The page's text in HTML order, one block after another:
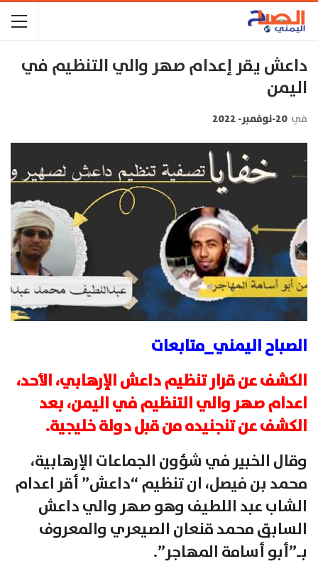
داعش يقر إعدام صهر والي التنظيم في
اليمن
في 20-نوفمبر- 2022
الصباح اليمني_متابعات
الكشف عن قرار تنظيم داعش الإرهابي، الأحد،
اعدام صهر والي التنظيم في اليمن، بعد
الكشف عن تنجنيده من قبل دولة خليجية.
وقال الخبير في شؤون الجماعات الإرهابية،
محمد بن فيصل، ان تنظيم “داعش” أقر اعدام
الشاب عبد اللطيف وهو صهر والي داعش
السابق محمد قنعان الصيعري والمعروف
بـ”أبو أسامة المهاجر”.